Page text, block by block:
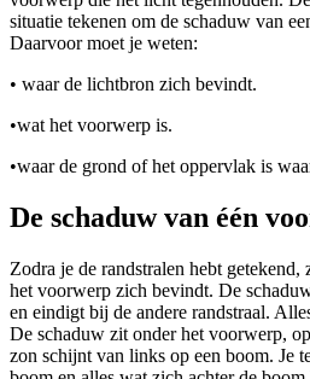
situatie tekenen om de schaduw van
Daarvoor moet je weten:
• waar de lichtbron zich bevindt.
•wat het voorwerp is.
•waar de grond of het oppervlak is
De schaduw van één
Zodra je de randstralen hebt getekend,
het voorwerp zich bevindt. De
en eindigt bij de andere randstraal.
De schaduw zit onder het voorwerp,
zon schijnt van links op een boom. Je